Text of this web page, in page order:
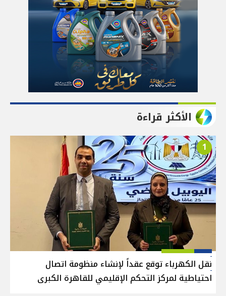
الأكثر قراءة
1
نقل الكهرباء توقع عقداً لإنشاء منظومة اتصال
احتياطية لمركز التحكم الإقليمي للقاهرة الكبرى